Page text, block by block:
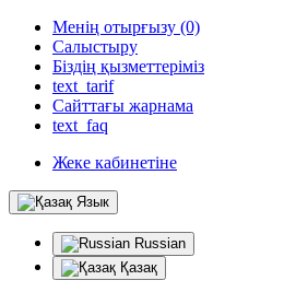
Менің отырғызу (0)
Салыстыру
Біздің қызметтеріміз
text_tarif
Сайттағы жарнама
text_faq
Жеке кабинетіне
Язык
Russian
Қазақ